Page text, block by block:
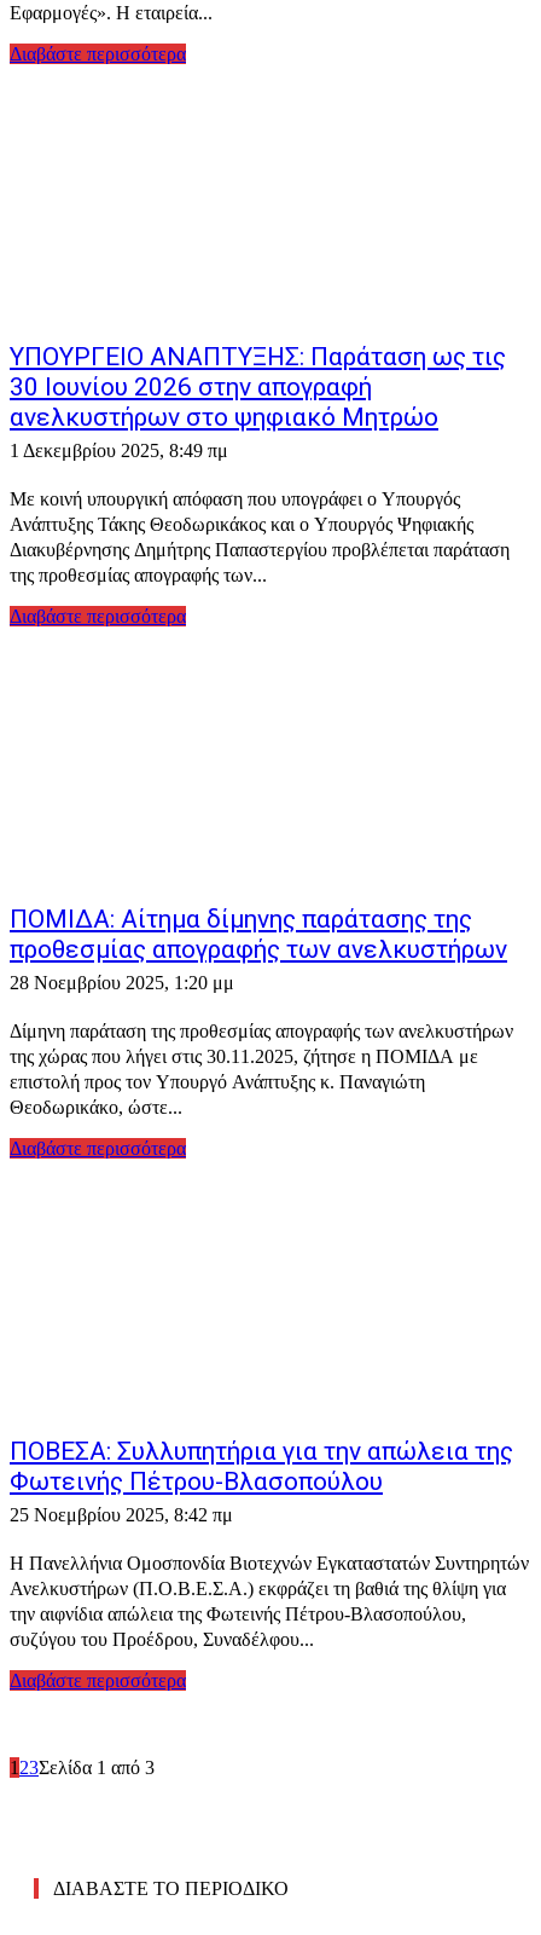
Εφαρμογές». Η εταιρεία...
Διαβάστε περισσότερα
ΥΠΟΥΡΓΕΙΟ ΑΝΑΠΤΥΞΗΣ: Παράταση ως τις
30 Ιουνίου 2026 στην απογραφή
ανελκυστήρων στο ψηφιακό Μητρώο
1 Δεκεμβρίου 2025, 8:49 πμ
Με κοινή υπουργική απόφαση που υπογράφει ο Υπουργός
Ανάπτυξης Τάκης Θεοδωρικάκος και ο Υπουργός Ψηφιακής
Διακυβέρνησης Δημήτρης Παπαστεργίου προβλέπεται παράταση
της προθεσμίας απογραφής των...
Διαβάστε περισσότερα
ΠΟΜΙΔΑ: Αίτημα δίμηνης παράτασης της
προθεσμίας απογραφής των ανελκυστήρων
28 Νοεμβρίου 2025, 1:20 μμ
Δίμηνη παράταση της προθεσμίας απογραφής των ανελκυστήρων
της χώρας που λήγει στις 30.11.2025, ζήτησε η ΠΟΜΙΔΑ με
επιστολή προς τον Υπουργό Ανάπτυξης κ. Παναγιώτη
Θεοδωρικάκο, ώστε...
Διαβάστε περισσότερα
ΠΟΒΕΣΑ: Συλλυπητήρια για την απώλεια της
Φωτεινής Πέτρου-Βλασοπούλου
25 Νοεμβρίου 2025, 8:42 πμ
Η Πανελλήνια Ομοσπονδία Βιοτεχνών Εγκαταστατών Συντηρητών
Ανελκυστήρων (Π.Ο.Β.Ε.Σ.Α.) εκφράζει τη βαθιά της θλίψη για
την αιφνίδια απώλεια της Φωτεινής Πέτρου-Βλασοπούλου,
συζύγου του Προέδρου, Συναδέλφου...
Διαβάστε περισσότερα
1 23Σελίδα 1 από 3
ΔΙΑΒΑΣΤΕ ΤΟ ΠΕΡΙΟΔΙΚΟ